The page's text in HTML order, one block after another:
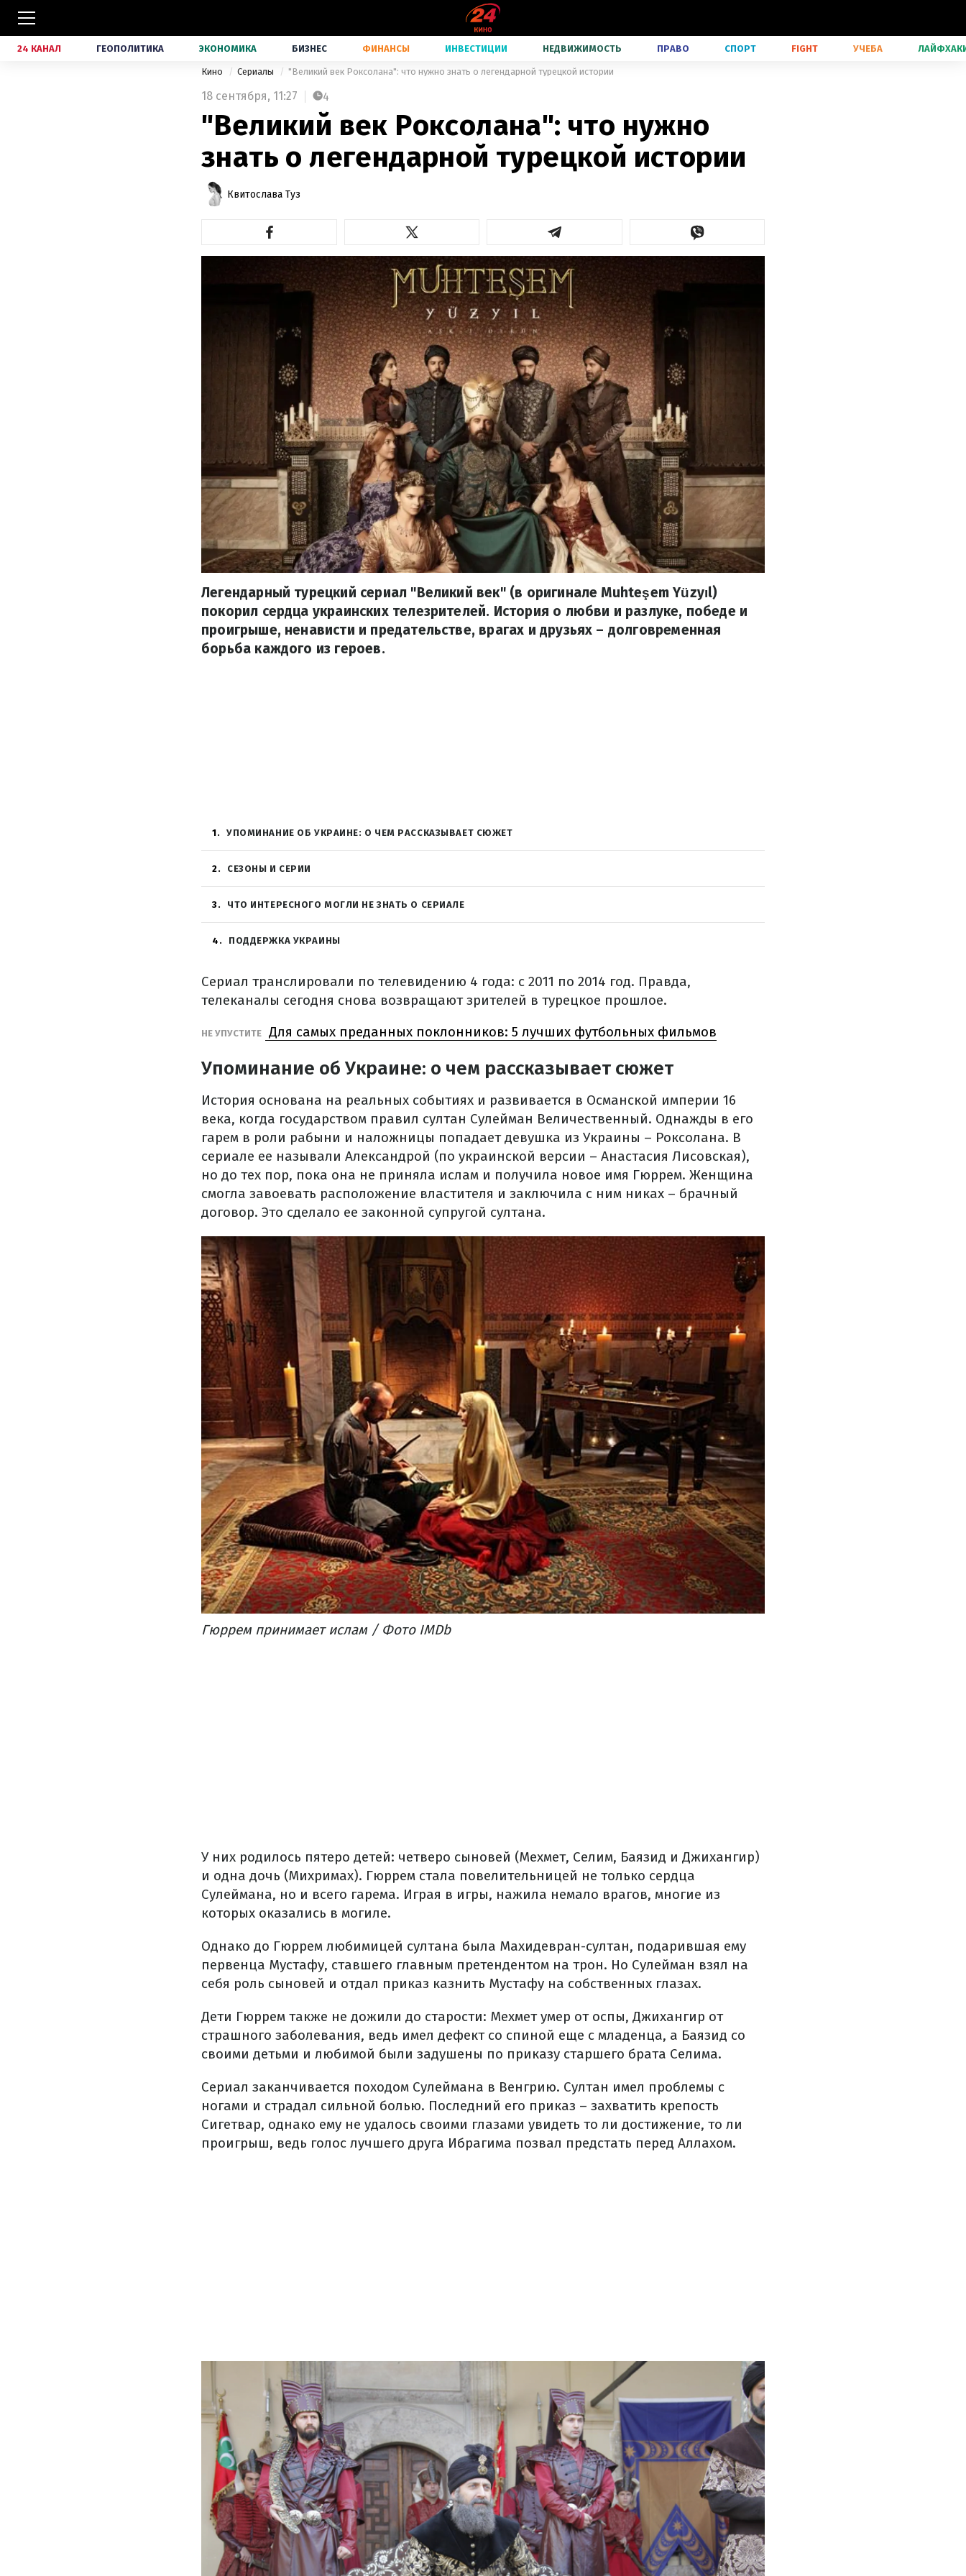
24 КАНАЛ ГЕОПОЛИТИКА ЭКОНОМИКА БИЗНЕС ФИНАНСЫ ИНВЕСТИЦИИ НЕДВИЖИМОСТЬ ПРАВО СПОРТ FIGHT УЧЕБА
Кино Сериалы "Великий век Роксолана": что нужно знать о легендарной турецкой истории
18 сентября, 11:27 4
"Великий век Роксолана": что нужно
знать о легендарной турецкой истории
Квитослава Туз
Легендарный турецкий сериал "Великий век" (в оригинале Muhteşem Yüzyıl)
покорил сердца украинских телезрителей. История о любви и разлуке, победе и
проигрыше, ненависти и предательстве, врагах и друзьях – долговременная
борьба каждого из героев.
1 УПОМИНАНИЕ ОБ УКРАИНЕ: О ЧЕМ РАССКАЗЫВАЕТ СЮЖЕТ
2 СЕЗОНЫ И СЕРИИ
3 ЧТО ИНТЕРЕСНОГО МОГЛИ НЕ ЗНАТЬ О СЕРИАЛЕ
4 ПОДДЕРЖКА УКРАИНЫ
Сериал транслировали по телевидению 4 года: с 2011 по 2014 год. Правда,
телеканалы сегодня снова возвращают зрителей в турецкое прошлое.
НЕ УПУСТИТЕ Для самых преданных поклонников: 5 лучших футбольных фильмов
Упоминание об Украине: о чем рассказывает сюжет
История основана на реальных событиях и развивается в Османской империи 16
века, когда государством правил султан Сулейман Величественный. Однажды в его
гарем в роли рабыни и наложницы попадает девушка из Украины – Роксолана. В
сериале ее называли Александрой (по украинской версии – Анастасия Лисовская),
но до тех пор, пока она не приняла ислам и получила новое имя Гюррем. Женщина
смогла завоевать расположение властителя и заключила с ним никах – брачный
договор. Это сделало ее законной супругой султана.
Гюррем принимает ислам / Фото IMDb
У них родилось пятеро детей: четверо сыновей (Мехмет, Селим, Баязид и Джихангир)
и одна дочь (Михримах). Гюррем стала повелительницей не только сердца
Сулеймана, но и всего гарема. Играя в игры, нажила немало врагов, многие из
которых оказались в могиле.
Однако до Гюррем любимицей султана была Махидевран-султан, подарившая ему
первенца Мустафу, ставшего главным претендентом на трон. Но Сулейман взял на
себя роль сыновей и отдал приказ казнить Мустафу на собственных глазах.
Дети Гюррем также не дожили до старости: Мехмет умер от оспы, Джихангир от
страшного заболевания, ведь имел дефект со спиной еще с младенца, а Баязид со
своими детьми и любимой были задушены по приказу старшего брата Селима.
Сериал заканчивается походом Сулеймана в Венгрию. Султан имел проблемы с
ногами и страдал сильной болью. Последний его приказ – захватить крепость
Сигетвар, однако ему не удалось своими глазами увидеть то ли достижение, то ли
проигрыш, ведь голос лучшего друга Ибрагима позвал предстать перед Аллахом.